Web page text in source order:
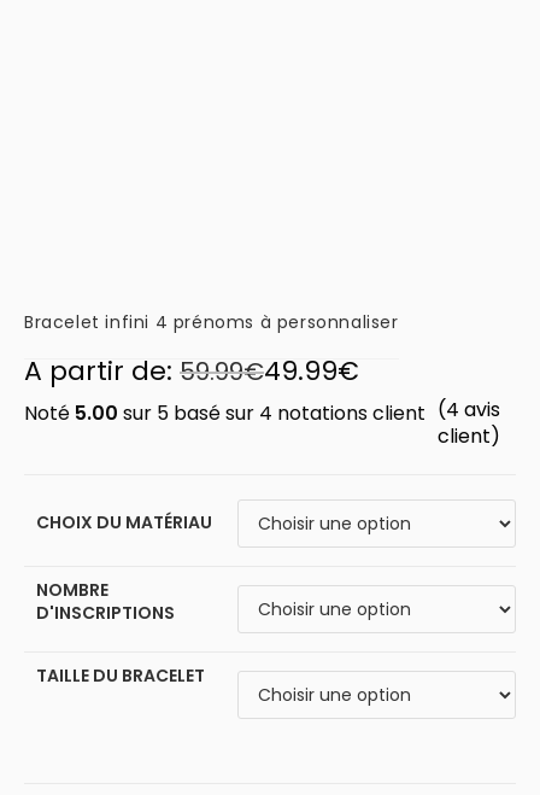
Bracelet infini 4 prénoms à personnaliser
A partir de: 59.99€49.99€
Noté 5.00 sur 5 basé sur 4 notations client (4 avis
client)
CHOIX DU MATÉRIAU
NOMBRE
D'INSCRIPTIONS
TAILLE DU BRACELET